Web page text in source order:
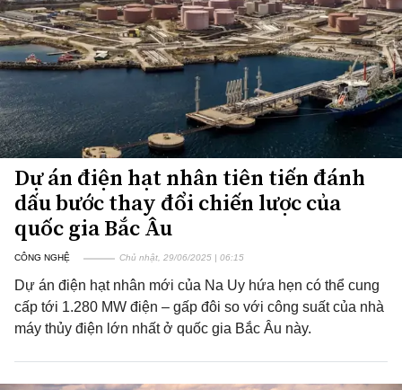
Dự án điện hạt nhân tiên tiến đánh
dấu bước thay đổi chiến lược của
quốc gia Bắc Âu
CÔNG NGHỆ Chủ nhật, 29/06/2025 | 06:15
Dự án điện hạt nhân mới của Na Uy hứa hẹn có thể cung
cấp tới 1.280 MW điện – gấp đôi so với công suất của nhà
máy thủy điện lớn nhất ở quốc gia Bắc Âu này.